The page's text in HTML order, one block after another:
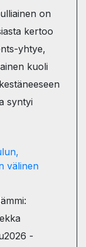
on
kertoo
yhtye,
kuoli
syntyi
välinen
-